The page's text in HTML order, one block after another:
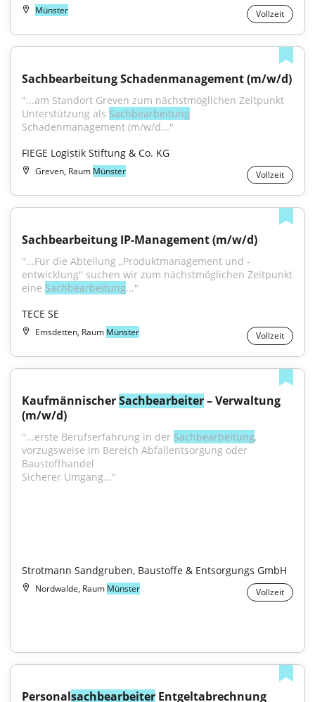
Münster Vollzeit
Sachbearbeitung Schadenmanagement (m/w/d)
"...am Standort Greven zum nächstmöglichen Zeitpunkt
Unterstützung als Sachbearbeitung
Schadenmanagement (m/w/d..."
FIEGE Logistik Stiftung & Co. KG
Greven, Raum Münster Vollzeit
Sachbearbeitung IP-Management (m/w/d)
"...Für die Abteilung „Produktmanagement und -
entwicklung" suchen wir zum nächstmöglichen Zeitpunkt
eine Sachbearbeitung..."
TECE SE
Emsdetten, Raum Münster Vollzeit
Kaufmännischer Sachbearbeiter – Verwaltung
(m/w/d)
"...erste Berufserfahrung in der Sachbearbeitung,
vorzugsweise im Bereich Abfallentsorgung oder
Baustoffhandel
Sicherer Umgang..."
Strotmann Sandgruben, Baustoffe & Entsorgungs GmbH
Nordwalde, Raum Münster Vollzeit
Personalsachbearbeiter Entgeltabrechnung